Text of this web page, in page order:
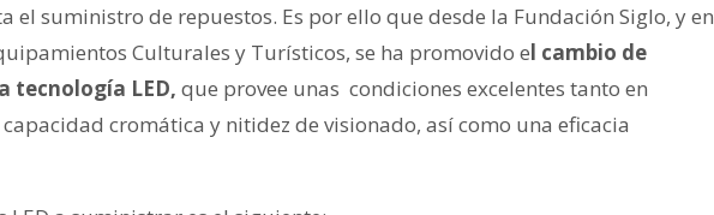
el suministro de repuestos. Es por ello que desde la Fundación Siglo, y en
Culturales y Turísticos, se ha promovido el cambio de
tecnología LED, que provee unas condiciones excelentes tanto en
cromática y nitidez de visionado, así como una eficacia